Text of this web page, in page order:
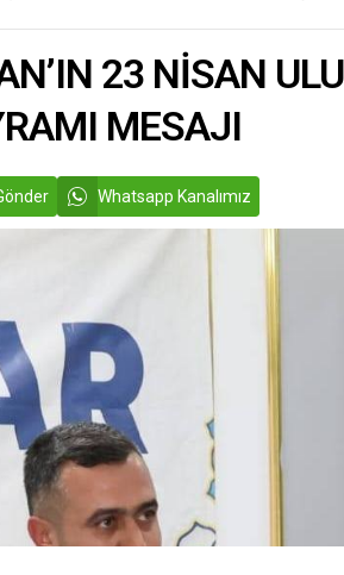
arazide geçerken Ücel’in kontrolünü
kaybettiği traktör...
23 NİSAN
MESAJI
Whatsapp Kanalımız